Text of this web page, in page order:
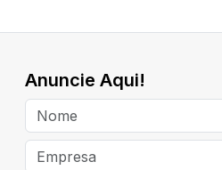
Anuncie Aqui!